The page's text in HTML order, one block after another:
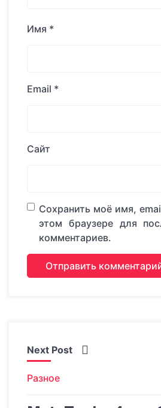
Имя *
Email *
Сайт
Сохранить моё имя,
этом браузере для
комментариев.
Next Post
Разное